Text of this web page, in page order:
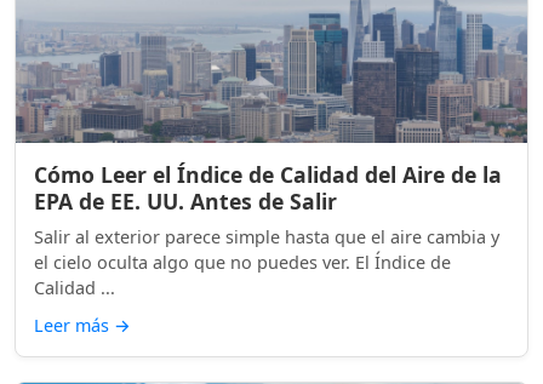
Cómo Leer el Índice de Calidad del Aire de la
EPA de EE. UU. Antes de Salir
Salir al exterior parece simple hasta que el aire cambia y
el cielo oculta algo que no puedes ver. El Índice de
Calidad ...
Leer más →